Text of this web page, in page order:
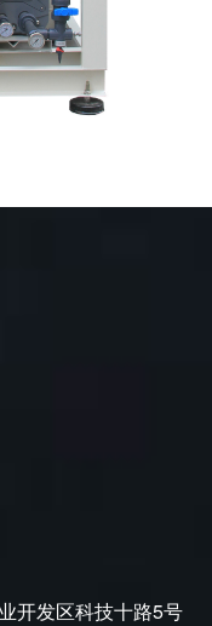
开发区科技十路5号